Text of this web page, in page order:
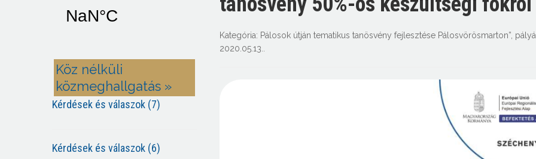
Köz nélküli
közmeghallgatás »
Kérdések és válaszok (7)
Kérdések és válaszok (6)
Kategória: Pálosok útján tematikus tanösvény fejlesztése Pálosvörösmarton”
2020.05.13.